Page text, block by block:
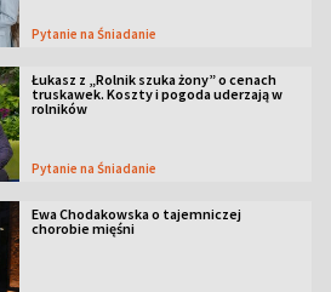
Pytanie na Śniadanie
Łukasz z „Rolnik szuka żony” o cenach
truskawek. Koszty i pogoda uderzają w
rolników
Pytanie na Śniadanie
Ewa Chodakowska o tajemniczej
chorobie mięśni